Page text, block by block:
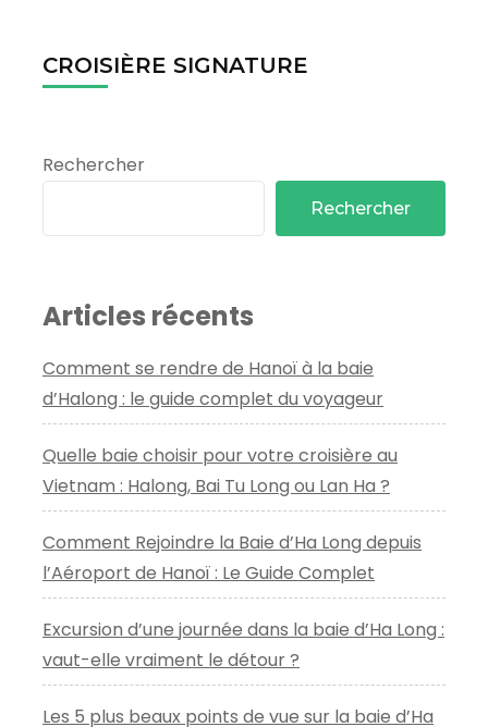
CROISIÈRE SIGNATURE
Rechercher
Rechercher
Articles récents
Comment se rendre de Hanoï à la baie
d’Halong : le guide complet du voyageur
Quelle baie choisir pour votre croisière au
Vietnam : Halong, Bai Tu Long ou Lan Ha ?
Comment Rejoindre la Baie d’Ha Long depuis
l’Aéroport de Hanoï : Le Guide Complet
Excursion d’une journée dans la baie d’Ha Long :
vaut-elle vraiment le détour ?
Les 5 plus beaux points de vue sur la baie d’Ha